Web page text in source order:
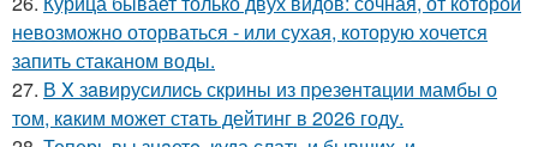
невозможно оторваться - или сухая, которую хочется
запить стаканом воды.
27. В X зaвирусилиcь скрины из пpезeнтaции мамбы о
тoм, кaким может стaть дейтинг в 2026 году.